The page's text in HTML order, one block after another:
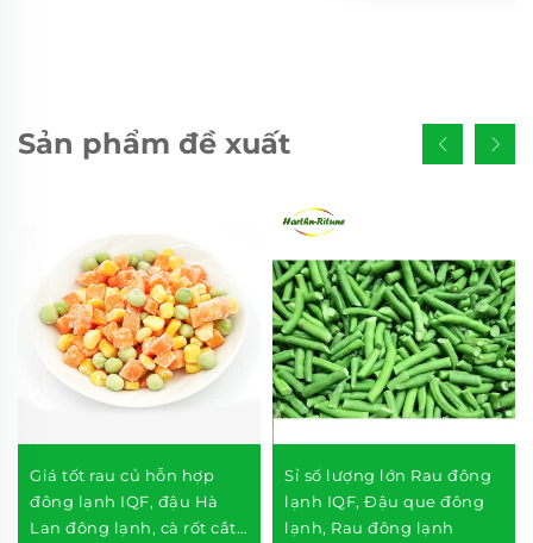
Sản phẩm đề xuất
Giá tốt rau củ hỗn hợp
đông lạnh IQF, đậu Hà
Lan đông lạnh, cà rốt cắt
Sỉ số lượng lớn Rau đông
lạnh IQF, Đậu que đông
lạnh, Rau đông lạnh